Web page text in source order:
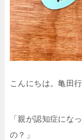
こんにちは。亀田
「親が認知症にな
の？」